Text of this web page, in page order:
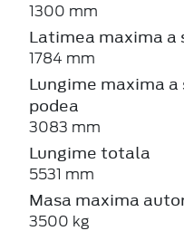
1300 mm
Latimea maxima a
1784 mm
Lungime maxima
podea
3083 mm
Lungime totala
5531 mm
Masa maxima
3500 kg